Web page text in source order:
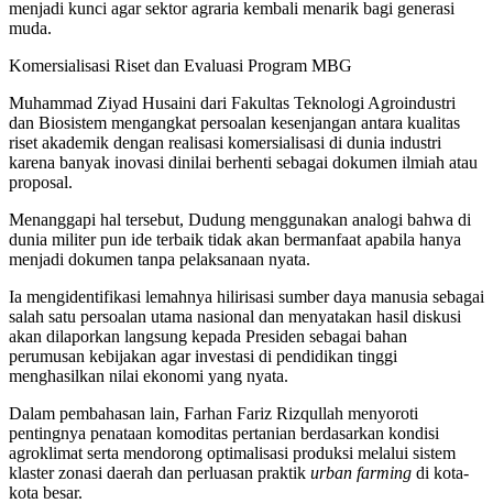
menjadi kunci agar sektor agraria kembali menarik bagi generasi
muda.
Komersialisasi Riset dan Evaluasi Program MBG
Muhammad Ziyad Husaini dari Fakultas Teknologi Agroindustri
dan Biosistem mengangkat persoalan kesenjangan antara kualitas
riset akademik dengan realisasi komersialisasi di dunia industri
karena banyak inovasi dinilai berhenti sebagai dokumen ilmiah atau
proposal.
Menanggapi hal tersebut, Dudung menggunakan analogi bahwa di
dunia militer pun ide terbaik tidak akan bermanfaat apabila hanya
menjadi dokumen tanpa pelaksanaan nyata.
Ia mengidentifikasi lemahnya hilirisasi sumber daya manusia sebagai
salah satu persoalan utama nasional dan menyatakan hasil diskusi
akan dilaporkan langsung kepada Presiden sebagai bahan
perumusan kebijakan agar investasi di pendidikan tinggi
menghasilkan nilai ekonomi yang nyata.
Dalam pembahasan lain, Farhan Fariz Rizqullah menyoroti
pentingnya penataan komoditas pertanian berdasarkan kondisi
agroklimat serta mendorong optimalisasi produksi melalui sistem
klaster zonasi daerah dan perluasan praktik urban farming di kota-
kota besar.